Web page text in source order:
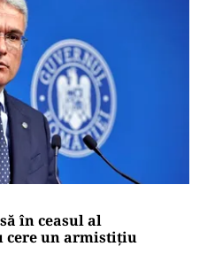
în ceasul al
cere un armistițiu